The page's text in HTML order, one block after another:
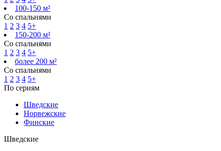
100-150 м²
Со спальнями
1 2 3 4 5+
150-200 м²
Со спальнями
1 2 3 4 5+
более 200 м²
Со спальнями
1 2 3 4 5+
По сериям
Шведские
Норвежские
Финские
Шведские